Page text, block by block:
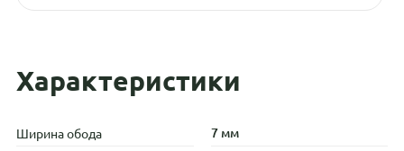
Характеристики
Ширина обода 7 мм